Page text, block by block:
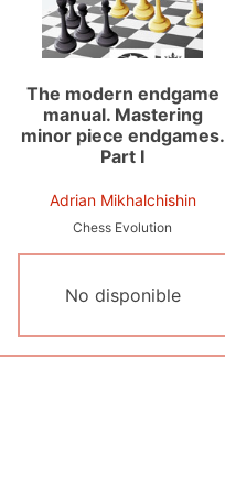
The modern endgame
manual. Mastering
minor piece endgames.
Part I
Adrian Mikhalchishin
Chess Evolution
No disponible